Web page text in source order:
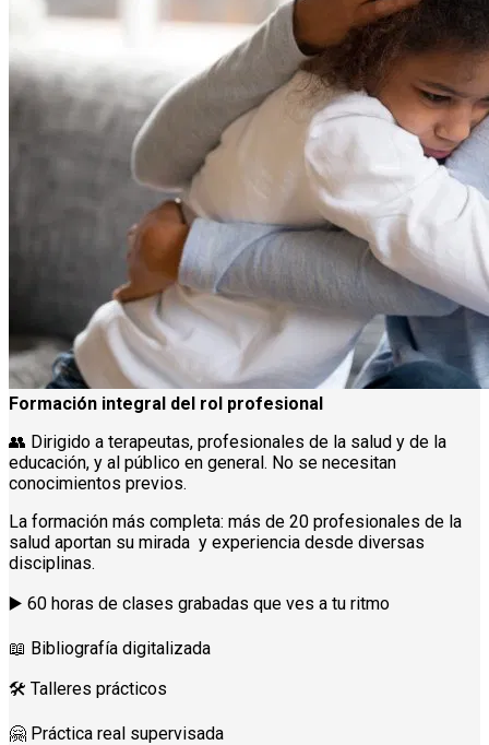
Formación integral del rol profesional
👥 Dirigido a terapeutas, profesionales de la salud y de la
educación, y al público en general. No se necesitan
conocimientos previos.
La formación más completa: más de 20 profesionales de la
salud aportan su mirada y experiencia desde diversas
disciplinas.
▶️ 60 horas de clases grabadas que ves a tu ritmo
📖 Bibliografía digitalizada
🛠️ Talleres prácticos
🤗 Práctica real supervisada